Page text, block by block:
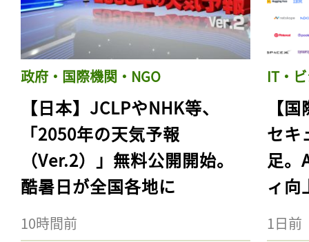
政府・国際機関・NGO
【日本】JCLPやNHK等、
「2050年の天気予報
（Ver.2）」無料公開開始。
酷暑日が全国各地に
10時間前
IT・
【
セキ
足。
ィ向
1日前